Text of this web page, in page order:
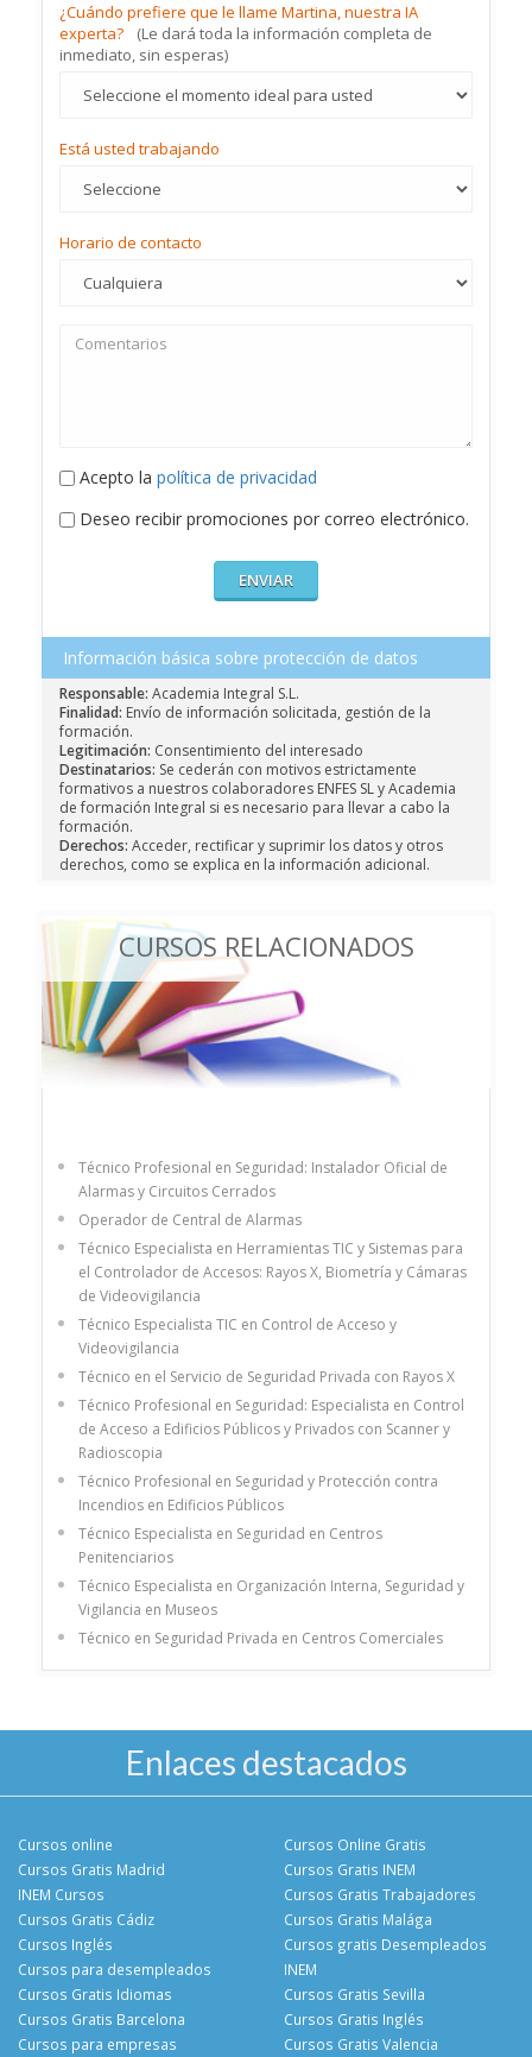
¿Cuándo prefiere que le llame Martina, nuestra IA
experta?
(Le dará toda la información completa de
inmediato, sin esperas)
Está usted trabajando
Horario de contacto
Acepto la política de privacidad
Deseo recibir promociones por correo electrónico.
Información básica sobre protección de datos
Responsable: Academia Integral S.L.
Finalidad: Envío de información solicitada, gestión de la
formación.
Legitimación: Consentimiento del interesado
Destinatarios: Se cederán con motivos estrictamente
formativos a nuestros colaboradores ENFES SL y Academia
de formación Integral si es necesario para llevar a cabo la
formación.
Derechos: Acceder, rectificar y suprimir los datos y otros
derechos, como se explica en la información adicional.
CURSOS RELACIONADOS
Técnico Profesional en Seguridad: Instalador Oficial de
Alarmas y Circuitos Cerrados
Operador de Central de Alarmas
Técnico Especialista en Herramientas TIC y Sistemas para
el Controlador de Accesos: Rayos X, Biometría y Cámaras
de Videovigilancia
Técnico Especialista TIC en Control de Acceso y
Videovigilancia
Técnico en el Servicio de Seguridad Privada con Rayos X
Técnico Profesional en Seguridad: Especialista en Control
de Acceso a Edificios Públicos y Privados con Scanner y
Radioscopia
Técnico Profesional en Seguridad y Protección contra
Incendios en Edificios Públicos
Técnico Especialista en Seguridad en Centros
Penitenciarios
Técnico Especialista en Organización Interna, Seguridad y
Vigilancia en Museos
Técnico en Seguridad Privada en Centros Comerciales
Enlaces destacados
Cursos online
Cursos Gratis Madrid
INEM Cursos
Cursos Gratis Cádiz
Cursos Online Gratis
Cursos Gratis INEM
Cursos Gratis Trabajadores
Cursos Gratis Malága
Cursos Inglés
Cursos para desempleados
Cursos Gratis Idiomas
Cursos Gratis Barcelona
Cursos gratis Desempleados
INEM
Cursos Gratis Sevilla
Cursos Gratis Inglés
Cursos para empresas
Cursos Gratis Valencia